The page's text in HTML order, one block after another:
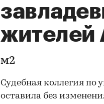
жителей
м2
Судебная коллегия по
оставила без